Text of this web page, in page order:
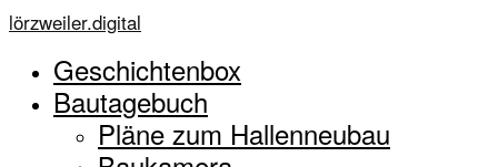
Zum
springen
lörzweiler.digital
Geschichtenbox
Bautagebuch
Pläne zum Hallenneubau